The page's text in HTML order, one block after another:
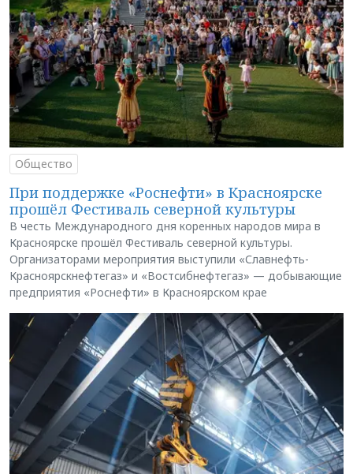
Общество
При поддержке «Роснефти» в Красноярске
прошёл Фестиваль северной культуры
В честь Международного дня коренных народов мира в
Красноярске прошёл Фестиваль северной культуры.
Организаторами мероприятия выступили «Славнефть-
Красноярскнефтегаз» и «Востсибнефтегаз» — добывающие
предприятия «Роснефти» в Красноярском крае